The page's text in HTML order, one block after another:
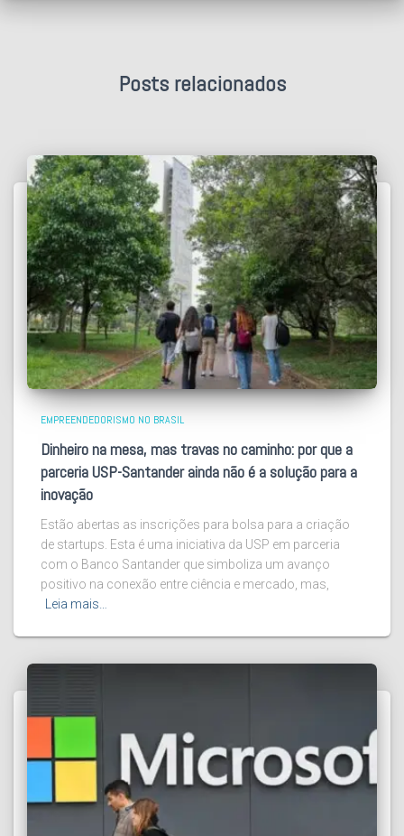
Posts relacionados
EMPREENDEDORISMO NO BRASIL
Dinheiro na mesa, mas travas no caminho: por que a
parceria USP-Santander ainda não é a solução para a
inovação
Estão abertas as inscrições para bolsa para a criação
de startups. Esta é uma iniciativa da USP em parceria
com o Banco Santander que simboliza um avanço
positivo na conexão entre ciência e mercado, mas,
Leia mais…